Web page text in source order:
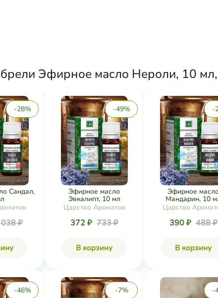
Эфирное масло Нероли, 10
-28%
Сандал,
₽
-49%
Эфирное масло
Эвкалипт, 10 мл
Царство Ароматов
372 ₽ 733 ₽
В корзину
-
Эфирное
Мандарин, 10
Царство
390 ₽ 488 ₽
В корзину
-46% -7% -